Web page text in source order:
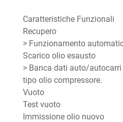
Caratteristiche Funzionali
Recupero
> Funzionamento
Scarico olio esausto
> Banca dati auto/
tipo olio compressore.
Vuoto
Test vuoto
Immissione olio nuovo